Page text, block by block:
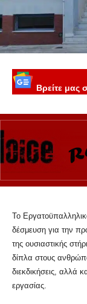
Βρείτε μας
Το
δέσμευση για την
της ουσιαστικής
δίπλα στους
διεκδικήσεις, αλλά
εργασίας.